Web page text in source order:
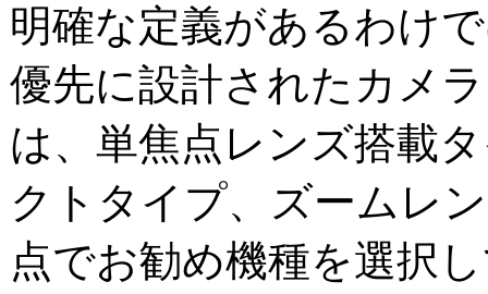
明確な定義があるわけ
優先に設計されたカメ
は、単焦点レンズ搭載
クトタイプ、ズームレ
点でお勧め機種を選択